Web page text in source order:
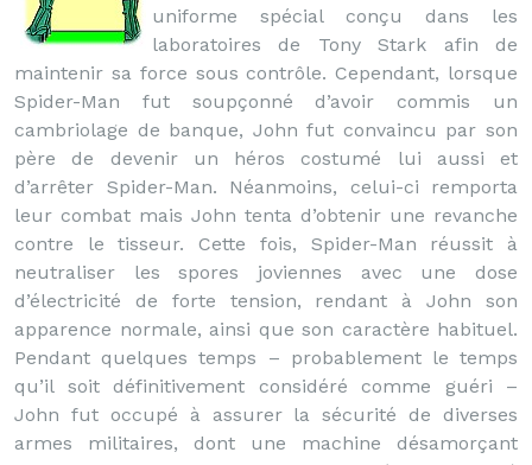
uniforme spécial conçu dans les
laboratoires de Tony Stark afin de
maintenir sa force sous contrôle. Cependant, lorsque
Spider-Man fut soupçonné d’avoir commis un
cambriolage de banque, John fut convaincu par son
père de devenir un héros costumé lui aussi et
d’arrêter Spider-Man. Néanmoins, celui-ci remporta
leur combat mais John tenta d’obtenir une revanche
contre le tisseur. Cette fois, Spider-Man réussit à
neutraliser les spores joviennes avec une dose
d’électricité de forte tension, rendant à John son
apparence normale, ainsi que son caractère habituel.
Pendant quelques temps – probablement le temps
qu’il soit définitivement considéré comme guéri –
John fut occupé à assurer la sécurité de diverses
armes militaires, dont une machine désamorçant